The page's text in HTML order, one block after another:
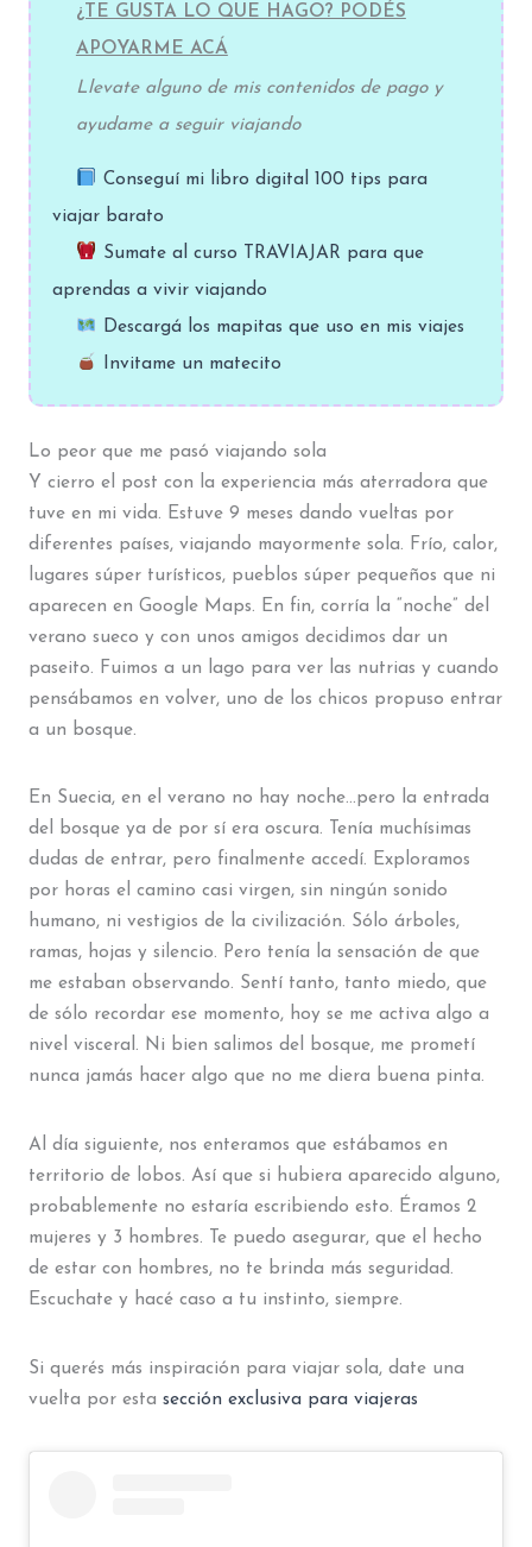
¿TE GUSTA LO QUE HAGO? PODÉS
APOYARME ACÁ
Llevate alguno de mis contenidos de pago y
ayudame a seguir viajando
Conseguí mi libro digital 100 tips para
viajar barato
Sumate al curso TRAVIAJAR para que
aprendas a vivir viajando
Descargá los mapitas que uso en mis viajes
Invitame un matecito
Lo peor que me pasó viajando sola
Y cierro el post con la experiencia más aterradora que
tuve en mi vida. Estuve 9 meses dando vueltas por
diferentes países, viajando mayormente sola. Frío, calor,
lugares súper turísticos, pueblos súper pequeños que ni
aparecen en Google Maps. En fin, corría la “noche” del
verano sueco y con unos amigos decidimos dar un
paseito. Fuimos a un lago para ver las nutrias y cuando
pensábamos en volver, uno de los chicos propuso entrar
a un bosque.
En Suecia, en el verano no hay noche…pero la entrada
del bosque ya de por sí era oscura. Tenía muchísimas
dudas de entrar, pero finalmente accedí. Exploramos
por horas el camino casi virgen, sin ningún sonido
humano, ni vestigios de la civilización. Sólo árboles,
ramas, hojas y silencio. Pero tenía la sensación de que
me estaban observando. Sentí tanto, tanto miedo, que
de sólo recordar ese momento, hoy se me activa algo a
nivel visceral. Ni bien salimos del bosque, me prometí
nunca jamás hacer algo que no me diera buena pinta.
Al día siguiente, nos enteramos que estábamos en
territorio de lobos. Así que si hubiera aparecido alguno,
probablemente no estaría escribiendo esto. Éramos 2
mujeres y 3 hombres. Te puedo asegurar, que el hecho
de estar con hombres, no te brinda más seguridad.
Escuchate y hacé caso a tu instinto, siempre.
Si querés más inspiración para viajar sola, date una
vuelta por esta sección exclusiva para viajeras